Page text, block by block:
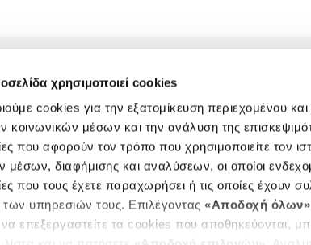
χρησιμοποιεί cookies
cookies για την εξατομίκευση περιεχομένου
κοινωνικών μέσων και την ανάλυση της
που αφορούν τον τρόπο που χρησιμοποιείτε τον
μέσων, διαφήμισης και αναλύσεων, οι οποίοι
που τους έχετε παραχωρήσει ή τις οποίες έχουν
υπηρεσιών τους. Επιλέγοντας«Αποδοχή όλων»
να επεξεργαστείτε τα cookies που αποθηκεύονται,